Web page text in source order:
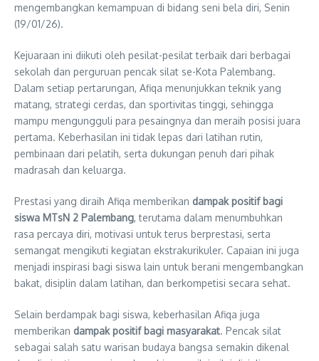
mengembangkan kemampuan di bidang seni bela diri, Senin
(19/01/26).
Kejuaraan ini diikuti oleh pesilat-pesilat terbaik dari berbagai
sekolah dan perguruan pencak silat se-Kota Palembang.
Dalam setiap pertarungan, Afiqa menunjukkan teknik yang
matang, strategi cerdas, dan sportivitas tinggi, sehingga
mampu mengungguli para pesaingnya dan meraih posisi juara
pertama. Keberhasilan ini tidak lepas dari latihan rutin,
pembinaan dari pelatih, serta dukungan penuh dari pihak
madrasah dan keluarga.
Prestasi yang diraih Afiqa memberikan dampak positif bagi
siswa MTsN 2 Palembang, terutama dalam menumbuhkan
rasa percaya diri, motivasi untuk terus berprestasi, serta
semangat mengikuti kegiatan ekstrakurikuler. Capaian ini juga
menjadi inspirasi bagi siswa lain untuk berani mengembangkan
bakat, disiplin dalam latihan, dan berkompetisi secara sehat.
Selain berdampak bagi siswa, keberhasilan Afiqa juga
memberikan dampak positif bagi masyarakat. Pencak silat
sebagai salah satu warisan budaya bangsa semakin dikenal